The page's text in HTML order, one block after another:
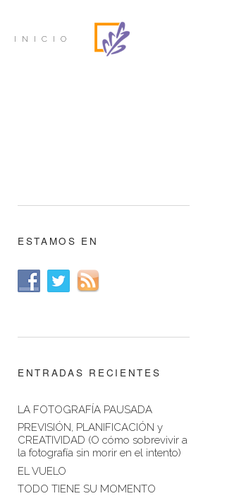
INICIO
ESTAMOS EN
ENTRADAS RECIENTES
LA FOTOGRAFÍA PAUSADA
PREVISIÓN, PLANIFICACIÓN y
CREATIVIDAD (O cómo sobrevivir a
la fotografía sin morir en el intento)
EL VUELO
TODO TIENE SU MOMENTO